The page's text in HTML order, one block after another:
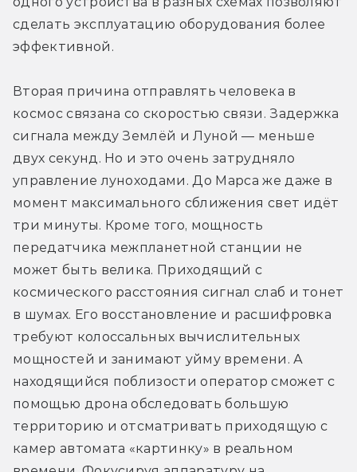
сделать эксплуатацию оборудования более
эффективной.
Вторая причина отправлять человека в
космос связана со скоростью связи. Задержка
сигнала между Землёй и Луной — меньше
двух секунд. Но и это очень затрудняло
управление луноходами. До Марса же даже в
момент максимального сближения свет идёт
три минуты. Кроме того, мощность
передатчика межпланетной станции не
может быть велика. Приходящий с
космического расстояния сигнал слаб и тонет
в шумах. Его восстановление и расшифровка
требуют колоссальных вычислительных
мощностей и занимают уйму времени. А
находящийся поблизости оператор сможет с
помощью дрона обследовать большую
территорию и отсматривать приходящую с
камер автомата «картинку» в реальном